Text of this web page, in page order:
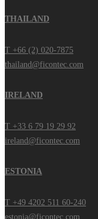
THAILAND
T +66 (2) 020-7875
thailand@ficontec.com
IRELAND
T +33 6 79 19 29 92
ireland@ficontec.com
ESTONIA
T +49 4202 511 60-240
estonia@ficontec.com